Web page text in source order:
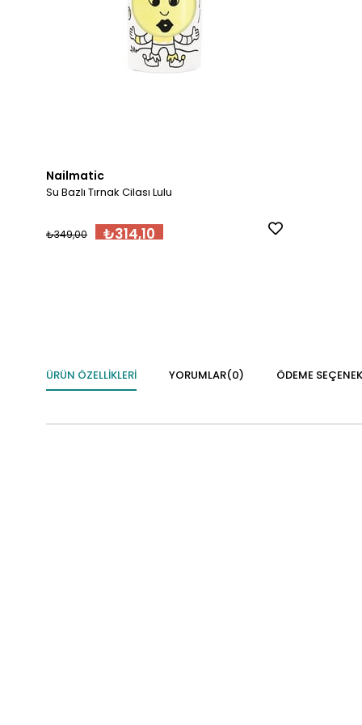
Nailmatic
Su Bazlı Tırnak Cilası Lulu
₺314,10
₺349,00
ÜRÜN ÖZELLIKLERI YORUMLAR(0) ÖDEME